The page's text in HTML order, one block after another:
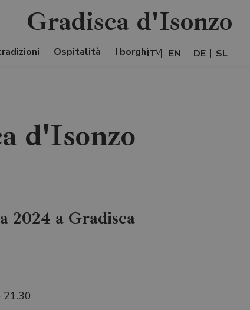
IT EN DE SL
Ospitalità I borghi
Gradisca d'Isonzo
d'Isonzo
2024 a Gradisca
21.30